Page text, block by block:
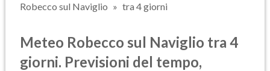
Robecco sul Naviglio
tra 4 giorni
Meteo Robecco sul Naviglio tra 4
giorni. Previsioni del tempo,